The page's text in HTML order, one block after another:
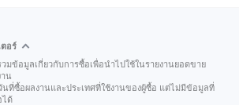
อร์
วมข้อมูลเกี่ยวกับการซื้อเพื่อนำไปใช้ในรายงานยอดขาย
าน
ที่ซื้อผลงานและประเทศที่ใช้งานของผู้ซื้อ แต่ไม่มีข้อมูลที่
ได้